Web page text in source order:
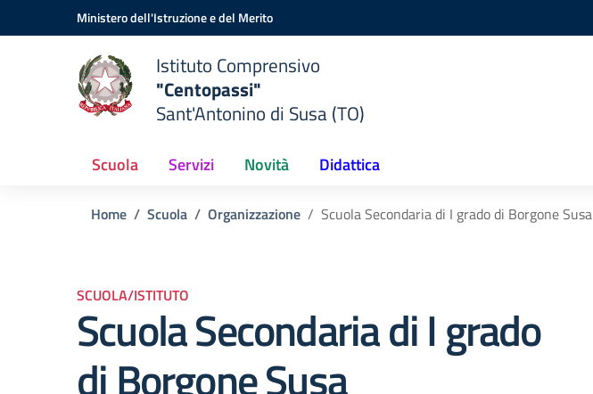
Vai ai contenuti
Vai al menu di navigazioneMinistero dell'Istruzione e del Merito
Istituto Comprensivo
"Centopassi"
Sant'Antonino di Susa (TO)
Scuola Servizi Novità Didattica
Home Scuola Organizzazione Scuola Secondaria di I grado di Borgone Susa
SCUOLA/ISTITUTO
Scuola Secondaria di I grado
di Borgone Susa